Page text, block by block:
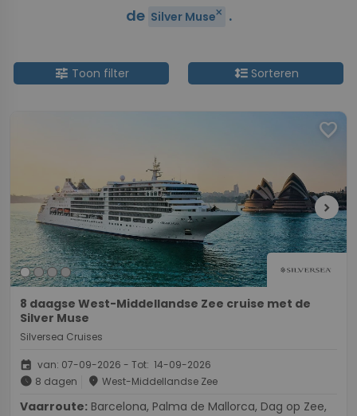
de Silver Museclose .
tune Toon filter format_line_spacingSorteren
favorite
chevron_right
8 daagse West-Middellandse Zee cruise met de
Silver Muse
Silversea Cruises
event van: 07-09-2026 - Tot: 14-09-2026
schedule 8 dagen place West-Middellandse Zee
Vaarroute: